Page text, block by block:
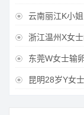
 云南丽江K小
 浙江温州X女
 东莞W女士输
 昆明28岁Y女